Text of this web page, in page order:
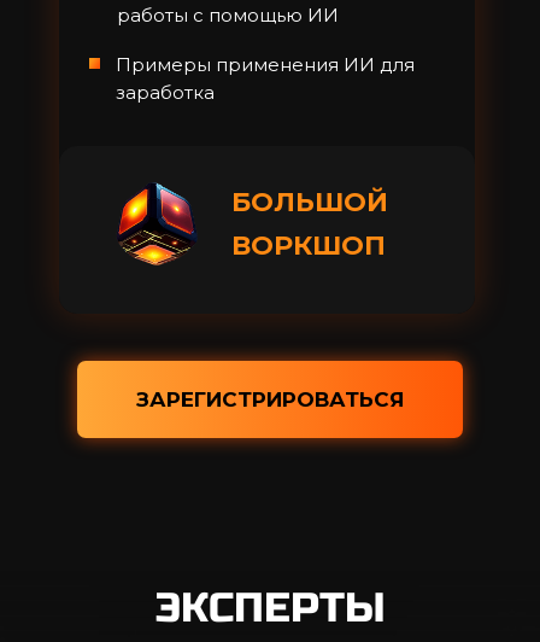
работы с помощью ИИ
Примеры применения ИИ для
заработка
БОЛЬШОЙ
ВОРКШОП
ЗАРЕГИСТРИРОВАТЬСЯ
ЭКСПЕРТЫ